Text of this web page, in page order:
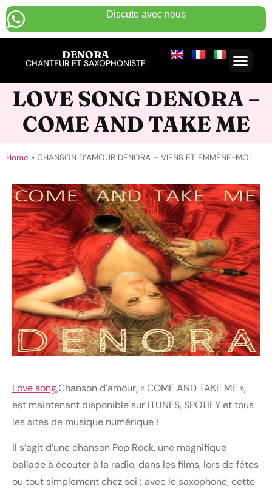
Discute avec nous
DENORA
CHANTEUR ET SAXOPHONISTE
LOVE SONG DENORA –
COME AND TAKE ME
Home » CHANSON D’AMOUR DENORA – VIENS ET EMMÈNE-MOI
Love song,Chanson d’amour, « COME AND TAKE ME »,
est maintenant disponible sur ITUNES, SPOTIFY et tous
les sites de musique numérique !
Il s’agit d’une chanson Pop Rock, une magnifique
ballade à écouter à la radio, dans les films, lors de fêtes
ou tout simplement chez soi ; avec le saxophone, cette